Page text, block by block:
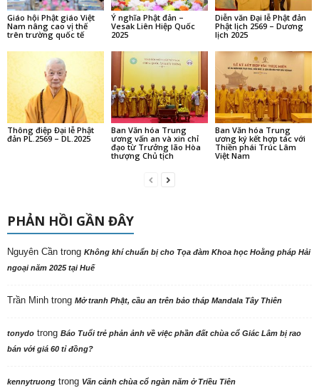
Giáo hội Phật giáo Việt
Nam nâng cao vị thế
trên trường quốc tế
Ý nghĩa Phật đản –
Vesak Liên Hiệp Quốc
2025
Diễn văn Đại lễ Phật đản
Phật lịch 2569 – Dương
lịch 2025
Thông điệp Đại lễ Phật
đản PL.2569 – DL.2025
Ban Văn hóa Trung
ương vấn an và xin chỉ
đạo từ Trưởng lão Hòa
thượng Chủ tịch
Ban Văn hóa Trung
ương ký kết hợp tác với
Thiền phái Trúc Lâm
Việt Nam
PHẢN HỒI GẦN ĐÂY
Nguyên Cần trong Không khí chuẩn bị cho Tọa đàm Khoa học Hoằng pháp Hải
ngoại năm 2025 tại Huế
Trần Minh trong Mở tranh Phật, cầu an trên bảo tháp Mandala Tây Thiên
tonydo trong Báo Tuổi trẻ phản ảnh về việc phần đất chùa cổ Giác Lâm bị rao
bán với giá 60 tỉ đồng?
kennytruong trong Vãn cảnh chùa cổ ngàn năm ở Triều Tiên